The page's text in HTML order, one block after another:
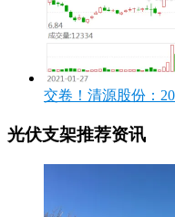
交卷！清源股份：
光伏支架推荐资讯